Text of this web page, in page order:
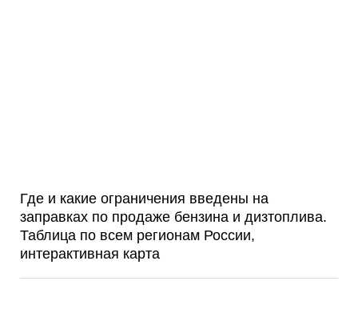
Где и какие ограничения введены на
заправках по продаже бензина и дизтоплива.
Таблица по всем регионам России,
интерактивная карта